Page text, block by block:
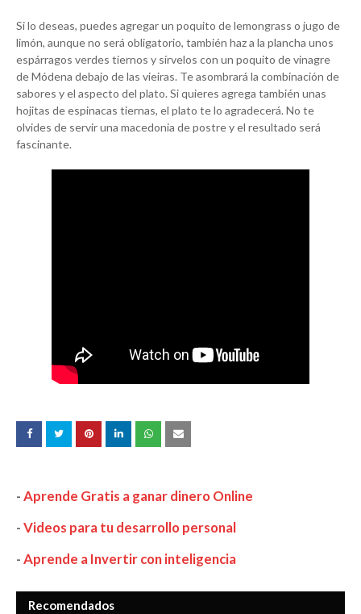
Si lo deseas, puedes agregar un poquito de lemongrass o jugo de
limón, aunque no será obligatorio, también haz a la plancha unos
espárragos verdes tiernos y sírvelos con un poquito de vinagre
de Módena debajo de las vieiras. Te asombrará la combinación de
sabores y el aspecto del plato. Si quieres agrega también unas
hojitas de espinacas tiernas, el plato te lo agradecerá. No te
olvides de servir una macedonia de postre y el resultado será
fascinante.
-Aprende Gratis a ganar dinero Online
-Videos para tu desarrollo personal
-Aprende a Invertir con inteligencia
Recomendados